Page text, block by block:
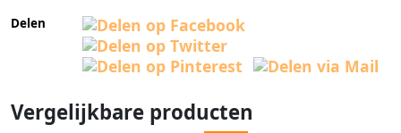
Delen
Vergelijkbare producten